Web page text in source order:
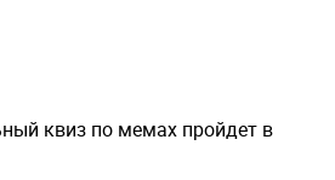
квиз по мемах пройдет в